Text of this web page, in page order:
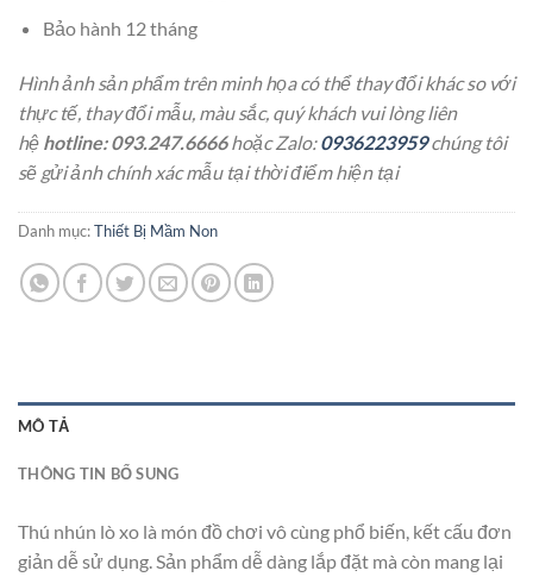
Bảo hành 12 tháng
Hình ảnh sản phẩm trên minh họa có thể thay đổi khác so với
thực tế, thay đổi mẫu, màu sắc, quý khách vui lòng liên
hệ hotline: 093.247.6666hoặc Zalo:0936223959chúng tôi
sẽ gửi ảnh chính xác mẫu tại thời điểm hiện tại
Danh mục:Thiết Bị Mầm Non
MÔ TẢ
THÔNG TIN BỔ SUNG
Thú nhún lò xo là món đồ chơi vô cùng phổ biến, kết cấu đơn
giản dễ sử dụng. Sản phẩm dễ dàng lắp đặt mà còn mang lại